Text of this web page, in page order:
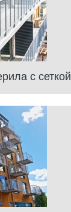
с сеткой